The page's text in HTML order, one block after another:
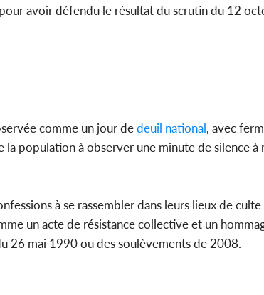
avoir défendu le résultat du scrutin du 12
comme un jour dedeuil national, avec
population à observer une minute de silence
à se rassembler dans leurs lieux de
un acte de résistance collective et un
26 mai 1990 ou des soulèvements de 2008.